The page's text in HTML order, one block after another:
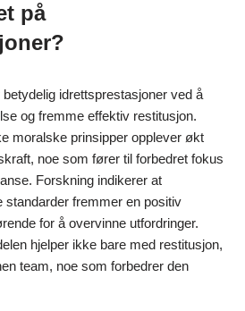
på
idrettsprestasjoner ved å
og fremme effektiv restitusjon.
moralske prinsipper opplever økt
noe som fører til forbedret fokus
Forskning indikerer at
standarder fremmer en positiv
for å overvinne utfordringer.
hjelper ikke bare med restitusjon,
team, noe som forbedrer den